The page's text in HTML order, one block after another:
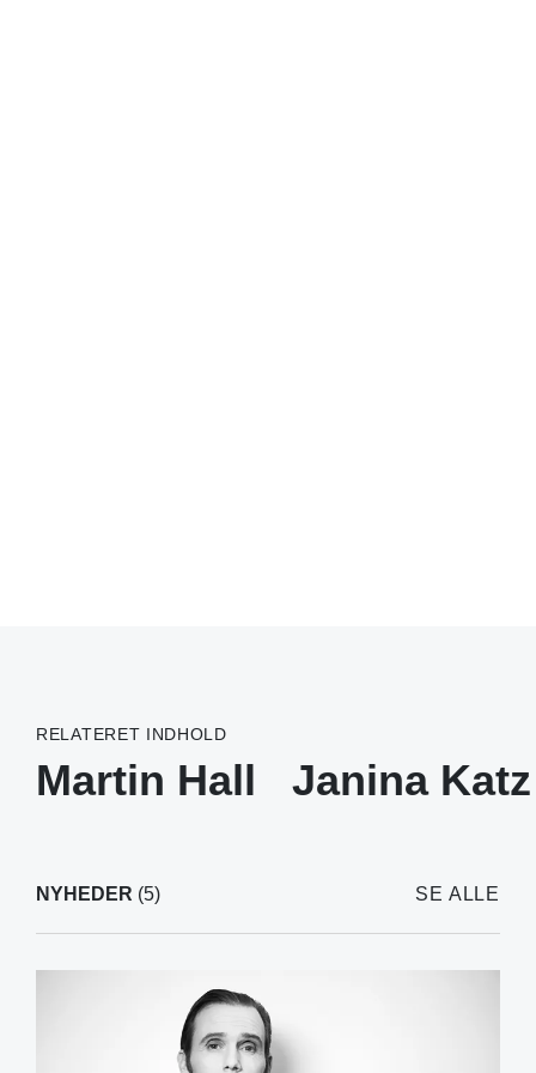
RELATERET INDHOLD
Martin Hall Janina Katz
NYHEDER (5) SE ALLE